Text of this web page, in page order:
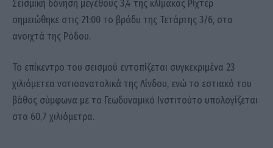
Σεισμική δόνηση μεγέθους 3,4 της κλίμακας Ρίχτερ
σημειώθηκε στις 21:00 το βράδυ της Τετάρτης 3/6, στα
ανοιχτά της Ρόδου.
Το επίκεντρο του σεισμού εντοπίζεται συγκεκριμένα 23
χιλιόμετεα νοτιοανατολικά της Λίνδου, ενώ το εστιακό του
βάθος σύμφωνα με το Γεωδυναμικό Ινστιτούτο υπολογίζεται
στα 60,7 χιλιόμετρα.